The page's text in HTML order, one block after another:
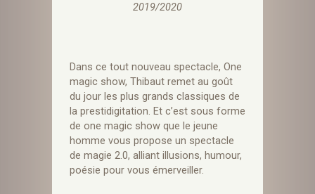
2019/2020
Dans ce tout nouveau spectacle, One
magic show, Thibaut remet au goût
du jour les plus grands classiques de
la prestidigitation. Et c’est sous forme
de one magic show que le jeune
homme vous propose un spectacle
de magie 2.0, alliant illusions, humour,
poésie pour vous émerveiller.